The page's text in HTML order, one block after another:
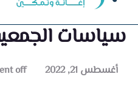
سياسات
أغسطس 21, 2022 off